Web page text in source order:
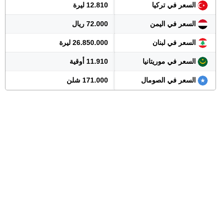
السعر في تركيا 12.810 ليرة
السعر في اليمن 72.000 ريال
السعر في لبنان 26.850.000 ليرة
السعر في موريتانيا 11.910 أوقية
السعر في الصومال 171.000 شلن